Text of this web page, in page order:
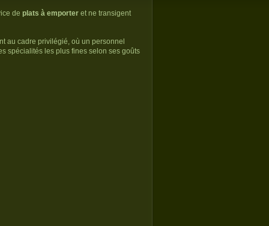
de plats à emporter et ne transigent
au cadre privilégié, où un personnel
spécialités les plus fines selon ses goûts